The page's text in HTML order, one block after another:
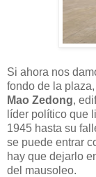
Si ahora nos
fondo de la
Mao Zedong,
líder político que
1945 hasta su
se puede entrar
hay que dejarlo
del mausoleo.